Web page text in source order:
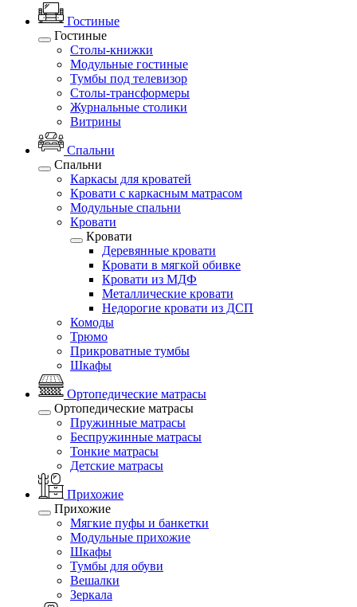
Гостиные
Гостиные
Столы-книжки
Модульные гостиные
Тумбы под телевизор
Столы-трансформеры
Журнальные столики
Витрины
Спальни
Спальни
Каркасы для кроватей
Кровати с каркасным матрасом
Модульные спальни
Кровати
Кровати
Деревянные кровати
Кровати в мягкой обивке
Кровати из МДФ
Металлические кровати
Недорогие кровати из ДСП
Комоды
Трюмо
Прикроватные тумбы
Шкафы
Ортопедические матрасы
Ортопедические матрасы
Пружинные матрасы
Беспружинные матрасы
Тонкие матрасы
Детские матрасы
Прихожие
Прихожие
Мягкие пуфы и банкетки
Модульные прихожие
Шкафы
Тумбы для обуви
Вешалки
Зеркала